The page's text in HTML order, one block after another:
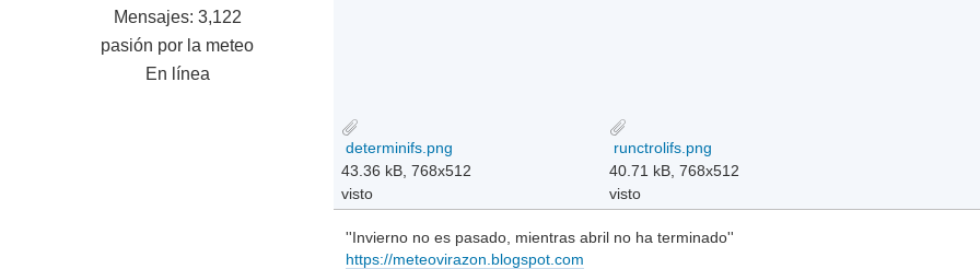
Mensajes: 3,122
pasión por la meteo
En línea
determinifs.png
43.36 kB, 768x512
visto
runctrolifs.png
40.71 kB, 768x512
visto
''Invierno no es pasado, mientras abril no ha terminado''
https://meteovirazon.blogspot.com